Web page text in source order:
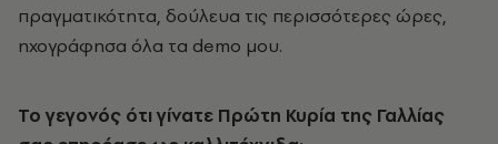
πραγματικότητα, δούλευα τις περισσότερες ώρες,
ηχογράφησα όλα τα demo μου.
Το γεγονός ότι γίνατε Πρώτη Κυρία της Γαλλίας